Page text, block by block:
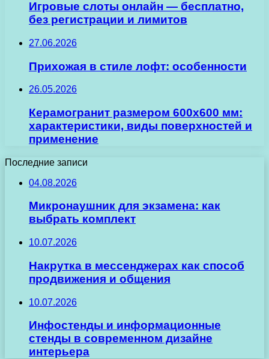
Игровые слоты онлайн — бесплатно,
без регистрации и лимитов
27.06.2026
Прихожая в стиле лофт: особенности
26.05.2026
Керамогранит размером 600х600 мм:
характеристики, виды поверхностей и
применение
Последние записи
04.08.2026
Микронаушник для экзамена: как
выбрать комплект
10.07.2026
Накрутка в мессенджерах как способ
продвижения и общения
10.07.2026
Инфостенды и информационные
стенды в современном дизайне
интерьера